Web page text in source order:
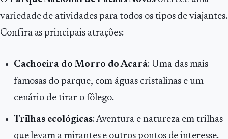
variedade de atividades para todos os tipos de viajantes.
Confira as principais atrações:
Cachoeira do Morro do Acará: Uma das mais
famosas do parque, com águas cristalinas e um
cenário de tirar o fôlego.
Trilhas ecológicas: Aventura e natureza em trilhas
que levam a mirantes e outros pontos de interesse.